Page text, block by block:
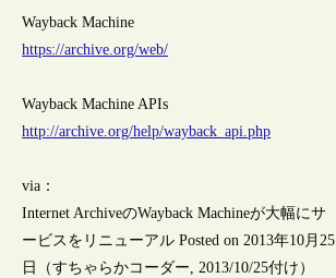
Wayback Machine
https://archive.org/web/
Wayback Machine APIs
http://archive.org/help/wayback_api.php
via：
Internet ArchiveのWayback Machineが大幅にサ
ービスをリニューアル Posted on 2013年10月25
日（すちゃらかコーダー, 2013/10/25付け）